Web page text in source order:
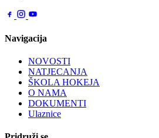
Navigacija
NOVOSTI
NATJECANJA
ŠKOLA HOKEJA
O NAMA
DOKUMENTI
Ulaznice